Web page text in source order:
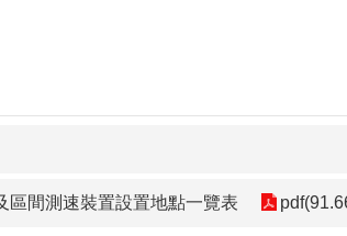
區間測速裝置設置地點一覽表